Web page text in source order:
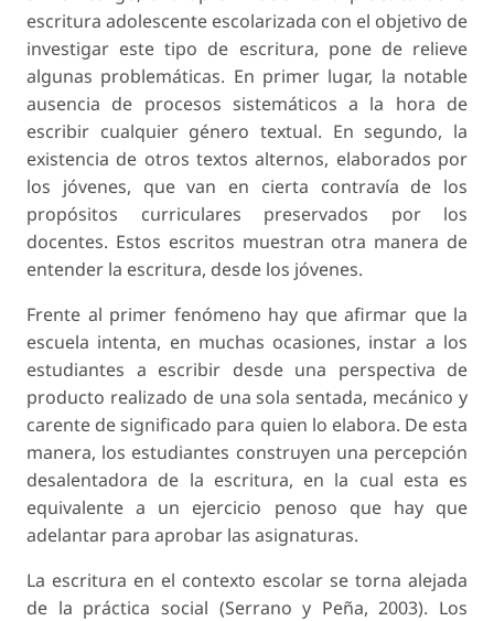
escritura adolescente escolarizada con el objetivo de
investigar este tipo de escritura, pone de relieve
algunas problemáticas. En primer lugar, la notable
ausencia de procesos sistemáticos a la hora de
escribir cualquier género textual. En segundo, la
existencia de otros textos alternos, elaborados por
los jóvenes, que van en cierta contravía de los
propósitos curriculares preservados por los
docentes. Estos escritos muestran otra manera de
entender la escritura, desde los jóvenes.
Frente al primer fenómeno hay que afirmar que la
escuela intenta, en muchas ocasiones, instar a los
estudiantes a escribir desde una perspectiva de
producto realizado de una sola sentada, mecánico y
carente de significado para quien lo elabora. De esta
manera, los estudiantes construyen una percepción
desalentadora de la escritura, en la cual esta es
equivalente a un ejercicio penoso que hay que
adelantar para aprobar las asignaturas.
La escritura en el contexto escolar se torna alejada
de la práctica social (Serrano y Peña, 2003). Los